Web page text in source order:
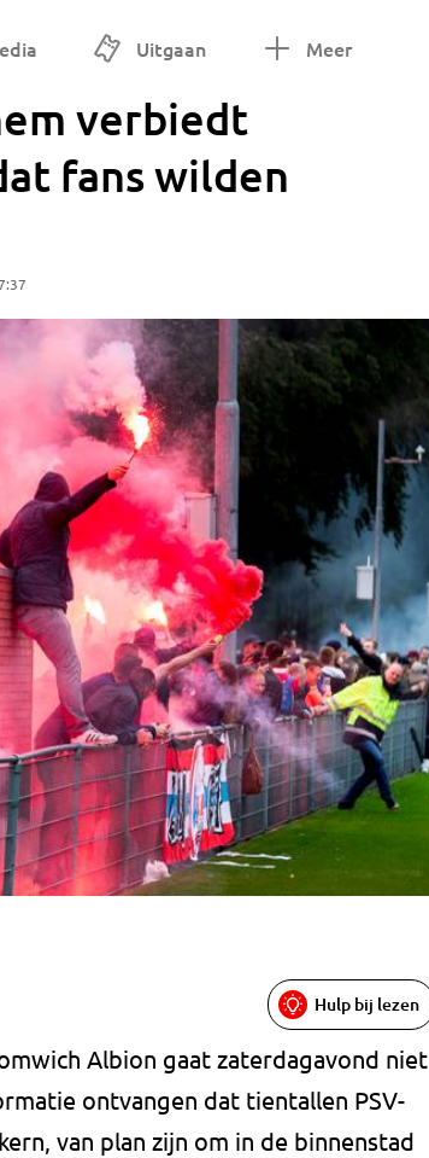
Uitgaan Meer
verbiedt
fans wilden
Hulp bij lezen
Albion gaat zaterdagavond niet
ontvangen dat tientallen PSV-
van plan zijn om in de binnenstad